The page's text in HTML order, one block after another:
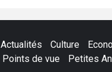
Actualités Culture
Points de vue Petites